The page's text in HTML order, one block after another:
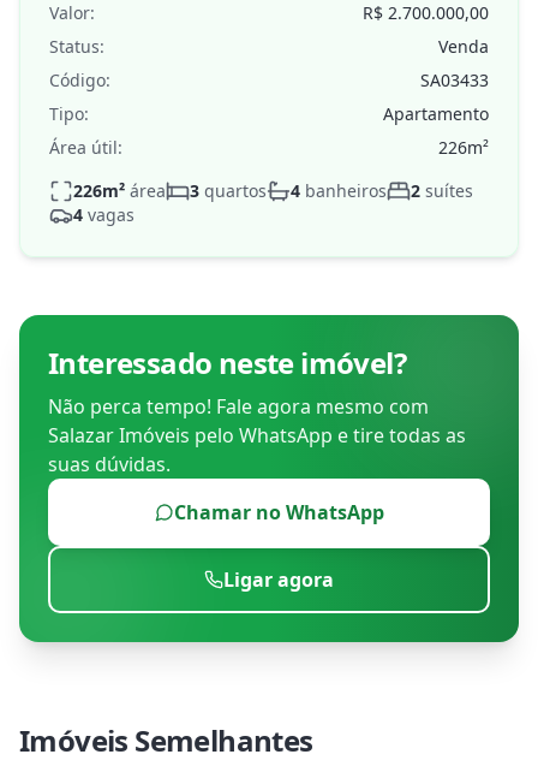
Valor:
R$ 2.700.000,00
Status:
Venda
Código:
SA03433
Tipo:
Apartamento
Área útil:
226m²
226m² área 3 quartos 4 banheiros 2 suítes
4 vagas
Interessado neste imóvel?
Não perca tempo! Fale agora mesmo com
Salazar Imóveis pelo WhatsApp e tire todas as
suas dúvidas.
Chamar no WhatsApp
Ligar agora
Imóveis Semelhantes